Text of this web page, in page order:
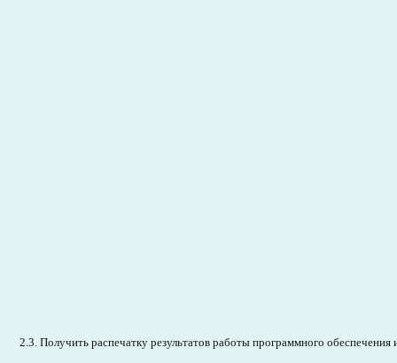
2.3. Получить распечатку результатов работы программного обеспечения